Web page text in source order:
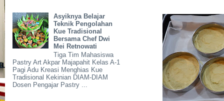
Asyiknya Belajar
Teknik Pengolahan
Kue Tradisional
Bersama Chef Dwi
Mei Retnowati
Tiga Tim Mahasiswa
Pastry Art Akpar Majapahit Kelas A-1
Pagi Adu Kreasi Menghias Kue
Tradisional Kekinian DIAM-DIAM
Dosen Pengajar Pastry ...